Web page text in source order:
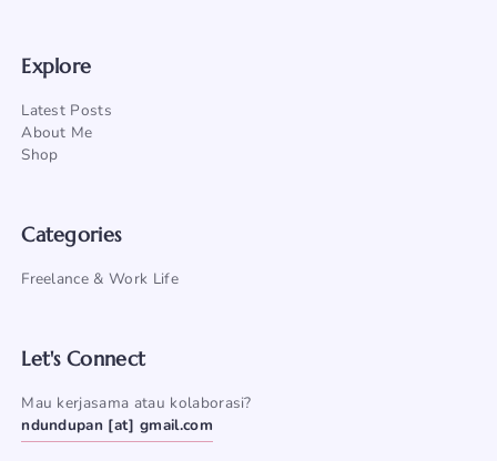
Explore
Latest Posts
About Me
Shop
Categories
Freelance & Work Life
Let's Connect
Mau kerjasama atau kolaborasi?
ndundupan [at] gmail.com